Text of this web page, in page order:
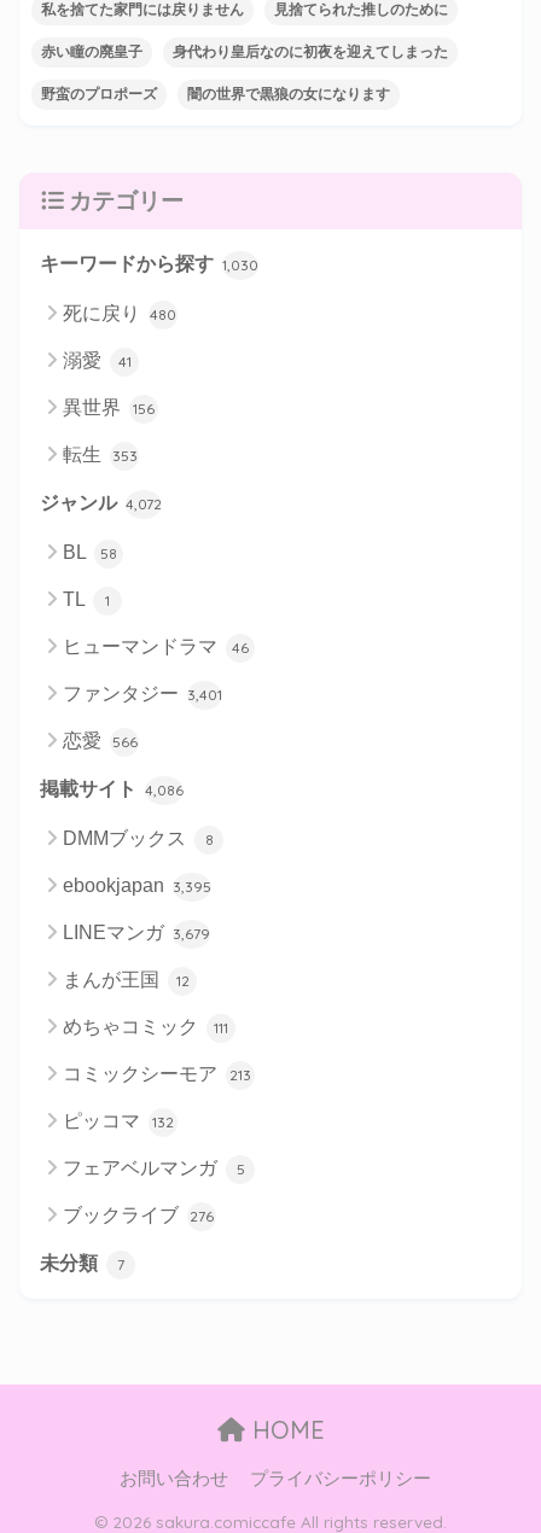
私を捨てた家門には戻りません 見捨てられた推しのために
赤い瞳の廃皇子 身代わり皇后なのに初夜を迎えてしまった
野蛮のプロポーズ 闇の世界で黒狼の女になります
カテゴリー
キーワードから探す 1,030
死に戻り 480
溺愛 41
異世界 156
転生 353
ジャンル 4,072
BL 58
TL 1
ヒューマンドラマ 46
ファンタジー 3,401
恋愛 566
掲載サイト 4,086
DMMブックス 8
ebookjapan 3,395
LINEマンガ 3,679
まんが王国 12
めちゃコミック 111
コミックシーモア 213
ピッコマ 132
フェアベルマンガ 5
ブックライブ 276
未分類 7
HOME
お問い合わせ プライバシーポリシー
© 2026 sakura.comiccafe All rights reserved.